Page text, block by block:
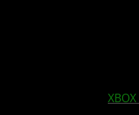
XBOX